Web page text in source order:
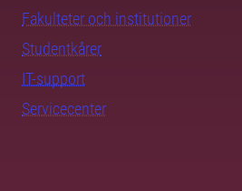
Fakulteter och institutioner
Studentkårer
IT-support
Servicecenter